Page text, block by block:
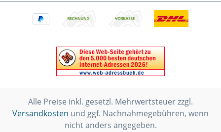
Alle Preise inkl. gesetzl. Mehrwertsteuer zzgl.
Versandkosten und ggf. Nachnahmegebühren, wenn
nicht anders angegeben.